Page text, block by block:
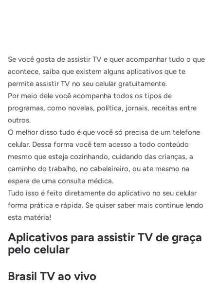
Se você gosta de assistir TV e quer acompanhar tudo o que
acontece, saiba que existem alguns aplicativos que te
permite assistir TV no seu celular gratuitamente.
Por meio dele você acompanha todos os tipos de
programas, como novelas, política, jornais, receitas entre
outros.
O melhor disso tudo é que você só precisa de um telefone
celular. Dessa forma você tem acesso a todo conteúdo
mesmo que esteja cozinhando, cuidando das crianças, a
caminho do trabalho, no cabeleireiro, ou ate mesmo na
espera de uma consulta médica.
Tudo isso é feito diretamente do aplicativo no seu celular
forma prática e rápida. Se quiser saber mais continue lendo
esta matéria!
Aplicativos para assistir TV de graça
pelo celular
Brasil TV ao vivo